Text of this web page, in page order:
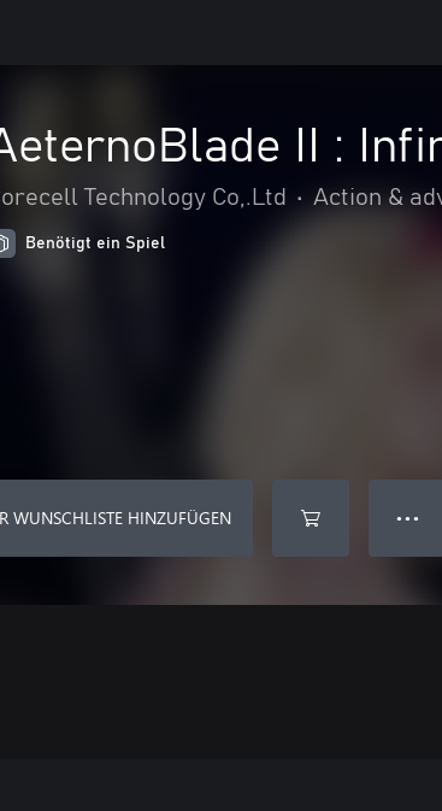
II :
Technology Co,.Ltd • Action &
Benötigt ein Spiel
WUNSCHLISTE HINZUFÜGEN ● ● ●